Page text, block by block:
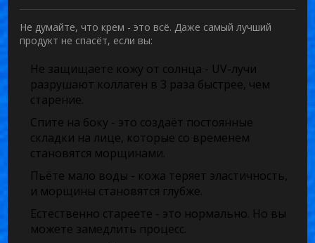
Не думайте, что крем - это всё. Даже самый лучший
продукт не спасёт, если вы:
Не защищаете кожу от солнца - UV-лучи
разрушают коллаген в 3 раза быстрее, чем
старение.
Спите на боку - это создаёт постоянные
складки на лице, которые со временем
становятся морщинами.
Пьёте мало воды - кожа теряет эластичность,
и морщины становятся глубже.
Естественно стареете - это нормально. Но вы
можете замедлить процесс.